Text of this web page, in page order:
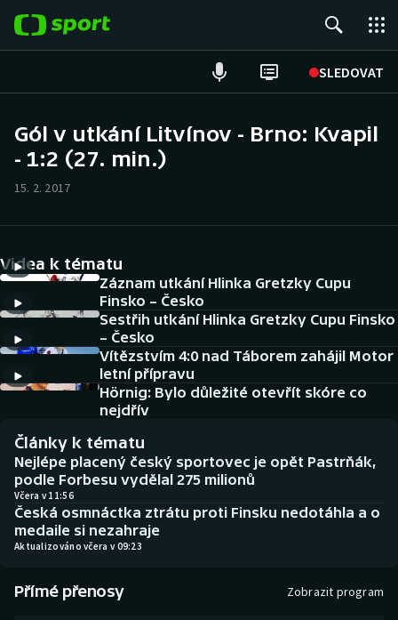
SLEDOVAT
Hokej
Cyklistika
DALŠÍ SPORTY
Americký fotbal
Baseball a softbal
Basketbal
Biatlon
Boby a skeleton
Box
NEPŘEHLÉDNĚTE
Historické návraty
Aplikace ČT sport
AZ kvíz
Gól v utkání Litvínov - Brno: Kvapil
- 1:2 (27. min.)
15. 2. 2017
Videa k tématu
Záznam utkání Hlinka Gretzky Cupu
Finsko – Česko
Sestřih utkání Hlinka Gretzky Cupu Finsko
– Česko
Vítězstvím 4:0 nad Táborem zahájil Motor
letní přípravu
Hörnig: Bylo důležité otevřít skóre co
nejdřív
Články k tématu
Nejlépe placený český sportovec je opět Pastrňák,
podle Forbesu vydělal 275 milionů
Včera v 11:56
Česká osmnáctka ztrátu proti Finsku nedotáhla a o
medaile si nezahraje
Aktualizováno včera v 09:23
Přímé přenosy Zobrazit program